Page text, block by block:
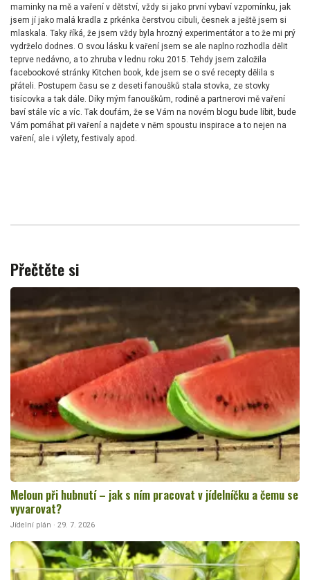
maminky na mě a vaření v dětství, vždy si jako první vybaví vzpomínku, jak
jsem jí jako malá kradla z prkénka čerstvou cibuli, česnek a ještě jsem si
mlaskala. Taky říká, že jsem vždy byla hrozný experimentátor a to že mi prý
vydrželo dodnes. O svou lásku k vaření jsem se ale naplno rozhodla dělit
teprve nedávno, a to zhruba v lednu roku 2015. Tehdy jsem založila
facebookové stránky Kitchen book, kde jsem se o své recepty dělila s
přáteli. Postupem času se z deseti fanoušků stala stovka, ze stovky
tisícovka a tak dále. Díky mým fanouškům, rodině a partnerovi mě vaření
baví stále víc a víc. Tak doufám, že se Vám na novém blogu bude líbit, bude
Vám pomáhat při vaření a najdete v něm spoustu inspirace a to nejen na
vaření, ale i výlety, festivaly apod.
Přečtěte si
Meloun při hubnutí – jak s ním pracovat v jídelníčku a čemu se
vyvarovat?
Jídelní plán · 29. 7. 2026